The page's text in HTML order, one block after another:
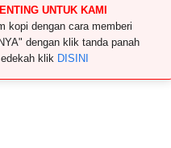
UNTUK KAMI
kopi dengan cara memberi
dengan klik tanda panah
klik DISINI